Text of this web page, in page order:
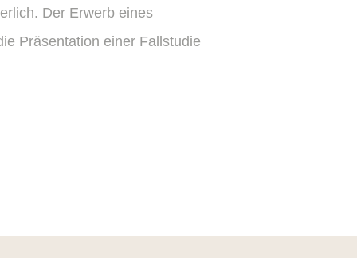
Der Erwerb eines
Präsentation einer Fallstudie